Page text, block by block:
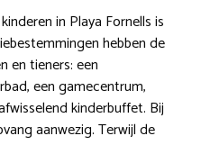
in Playa Fornells is
hebben de
en tieners: een
een gamecentrum,
kinderbuffet. Bij
aanwezig. Terwijl de